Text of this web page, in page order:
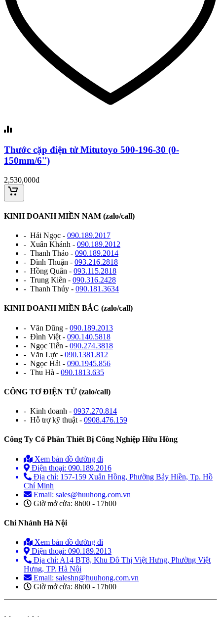
Thước cặp điện tử Mitutoyo 500-196-30 (0-
150mm/6'')
2,530,000đ
KINH DOANH MIỀN NAM (zalo/call)
- Hải Ngọc - 090.189.2017
- Xuân Khánh - 090.189.2012
- Thanh Thảo - 090.189.2014
- Đình Thuận - 093.216.2818
- Hồng Quân - 093.115.2818
- Trung Kiên - 090.316.2428
- Thanh Thúy - 090.181.3634
KINH DOANH MIỀN BẮC (zalo/call)
- Văn Dũng - 090.189.2013
- Đình Việt - 090.140.5818
- Ngọc Tiến - 090.274.3818
- Văn Lực - 090.1381.812
- Ngọc Hải - 090.1945.856
- Thu Hà - 090.1813.635
CÔNG TƠ ĐIỆN TỬ (zalo/call)
- Kinh doanh - 0937.270.814
- Hỗ trợ kỹ thuật - 0908.476.159
Công Ty Cổ Phần Thiết Bị Công Nghiệp Hữu Hồng
Xem bản đồ đường đi
Điện thoại: 090.189.2016
Địa chỉ: 157-159 Xuân Hồng, Phường Bảy Hiền, Tp. Hồ
Chí Minh
Email: sales@huuhong.com.vn
Giờ mở cửa: 8h00 - 17h00
Chi Nhánh Hà Nội
Xem bản đồ đường đi
Điện thoại: 090.189.2013
Địa chỉ: A14 BT8, Khu Đô Thị Việt Hưng, Phường Việt
Hưng, TP. Hà Nội
Email: saleshn@huuhong.com.vn
Giờ mở cửa: 8h00 - 17h00